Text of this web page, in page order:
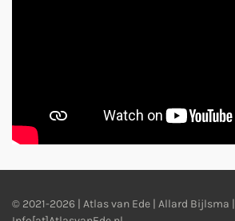
© 2021-2026 | Atlas van Ede | Allard Bijlsma |